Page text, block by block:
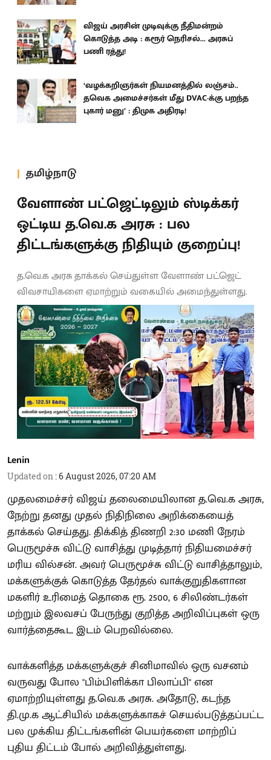
விஜய் அரசின் முடிவுக்கு நீதிமன்றம்
கொடுத்த அடி : கரூர் நெரிசல்... அரசுப்
பணி ரத்து!
‘வழக்கறிஞர்கள் நியமனத்தில் லஞ்சம்..
தவெக அமைச்சர்கள் மீது DVAC-க்கு பறந்த
புகார் மனு’ : திமுக அதிரடி!
தமிழ்நாடு
வேளாண் பட்ஜெட்டிலும் ஸ்டிக்கர்
ஒட்டிய த.வெ.க அரசு : பல
திட்டங்களுக்கு நிதியும் குறைப்பு!
த.வெ.க அரசு தாக்கல் செய்துள்ள வேளாண் பட்ஜெட்
விவசாயிகளை ஏமாற்றும் வகையில் அமைந்துள்ளது.
Lenin
Updated on :6 August 2026, 07:20 AM
முதலமைச்சர் விஜய் தலைமையிலான த.வெ.க அரசு,
நேற்று தனது முதல் நிதிநிலை அறிக்கையைத்
தாக்கல் செய்தது. திக்கித் திணறி 2:30 மணி நேரம்
பெருமூச்சு விட்டு வாசித்து முடித்தார் நிதியமைச்சர்
மரிய வில்சன். அவர் பெருமூச்சு விட்டு வாசித்தாலும்,
மக்களுக்குக் கொடுத்த தேர்தல் வாக்குறுதிகளான
மகளிர் உரிமைத் தொகை ரூ. 2500, 6 சிலிண்டர்கள்
மற்றும் இலவசப் பேருந்து குறித்த அறிவிப்புகள் ஒரு
வார்த்தைகூட இடம் பெறவில்லை.
வாக்களித்த மக்களுக்குச் சினிமாவில் ஒரு வசனம்
வருவது போல "பிம்பிளிக்கா பிலாப்பி" என
ஏமாற்றியுள்ளது த.வெ.க அரசு. அதோடு, கடந்த
தி.மு.க ஆட்சியில் மக்களுக்காகச் செயல்படுத்தப்பட்ட
பல முக்கிய திட்டங்களின் பெயர்களை மாற்றிப்
புதிய திட்டம் போல் அறிவித்துள்ளது.